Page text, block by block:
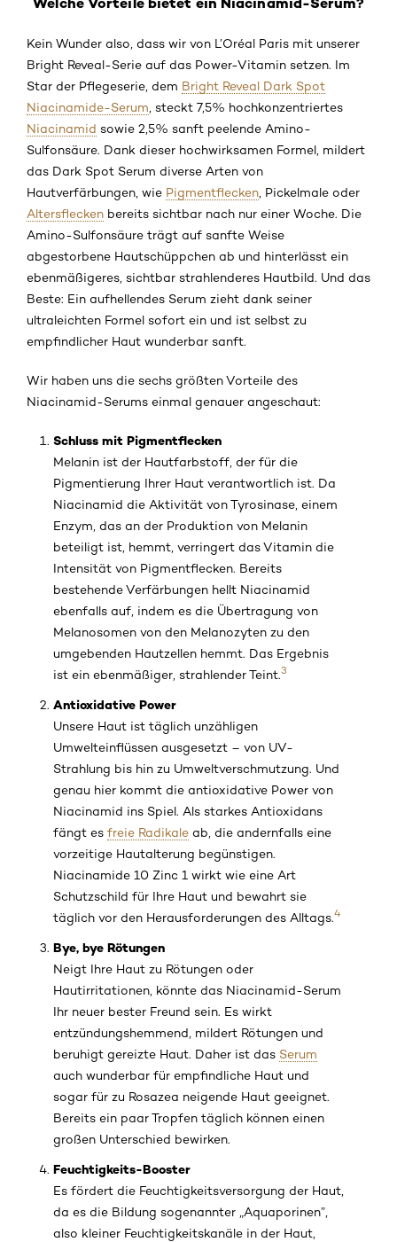
Kein Wunder also, dass wir von L’Oréal Paris mit unserer
Bright Reveal-Serie auf das Power-Vitamin setzen. Im
Star der Pflegeserie, dem Bright Reveal Dark Spot
Niacinamide-Serum , steckt 7,5% hochkonzentriertes
Niacinamid sowie 2,5% sanft peelende Amino-
Sulfonsäure. Dank dieser hochwirksamen Formel, mildert
das Dark Spot Serum diverse Arten von
Hautverfärbungen, wie Pigmentflecken , Pickelmale oder
Altersflecken bereits sichtbar nach nur einer Woche. Die
Amino-Sulfonsäure trägt auf sanfte Weise
abgestorbene Hautschüppchen ab und hinterlässt ein
ebenmäßigeres, sichtbar strahlenderes Hautbild. Und das
Beste: Ein aufhellendes Serum zieht dank seiner
ultraleichten Formel sofort ein und ist selbst zu
empfindlicher Haut wunderbar sanft.
Wir haben uns die sechs größten Vorteile des
Niacinamid-Serums einmal genauer angeschaut:
Schluss mit Pigmentflecken
Melanin ist der Hautfarbstoff, der für die
Pigmentierung Ihrer Haut verantwortlich ist. Da
Niacinamid die Aktivität von Tyrosinase, einem
Enzym, das an der Produktion von Melanin
beteiligt ist, hemmt, verringert das Vitamin die
Intensität von Pigmentflecken. Bereits
bestehende Verfärbungen hellt Niacinamid
ebenfalls auf, indem es die Übertragung von
Melanosomen von den Melanozyten zu den
umgebenden Hautzellen hemmt. Das Ergebnis
ist ein ebenmäßiger, strahlender Teint.3
Antioxidative Power
Unsere Haut ist täglich unzähligen
Umwelteinflüssen ausgesetzt – von UV-
Strahlung bis hin zu Umweltverschmutzung. Und
genau hier kommt die antioxidative Power von
Niacinamid ins Spiel. Als starkes Antioxidans
fängt es freie Radikale ab, die andernfalls eine
vorzeitige Hautalterung begünstigen.
Niacinamide 10 Zinc 1 wirkt wie eine Art
Schutzschild für Ihre Haut und bewahrt sie
täglich vor den Herausforderungen des Alltags.4
Bye, bye Rötungen
Neigt Ihre Haut zu Rötungen oder
Hautirritationen, könnte das Niacinamid-Serum
Ihr neuer bester Freund sein. Es wirkt
entzündungshemmend, mildert Rötungen und
beruhigt gereizte Haut. Daher ist das Serum
auch wunderbar für empfindliche Haut und
sogar für zu Rosazea neigende Haut geeignet.
Bereits ein paar Tropfen täglich können einen
großen Unterschied bewirken.
Feuchtigkeits-Booster
Es fördert die Feuchtigkeitsversorgung der Haut,
da es die Bildung sogenannter „Aquaporinen”,
also kleiner Feuchtigkeitskanäle in der Haut,